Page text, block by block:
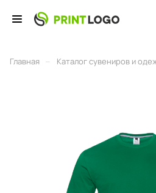
Главная Каталог сувениров и